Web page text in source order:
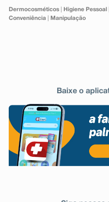
Dermocosméticos| Higiene Pessoal
Conveniência| Manipulação
Baixe o